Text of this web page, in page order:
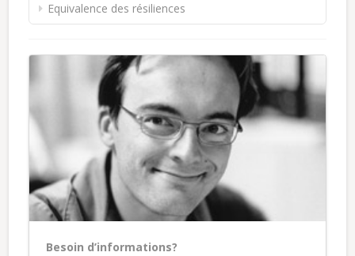
Equivalence des résiliences
Besoin d’informations?